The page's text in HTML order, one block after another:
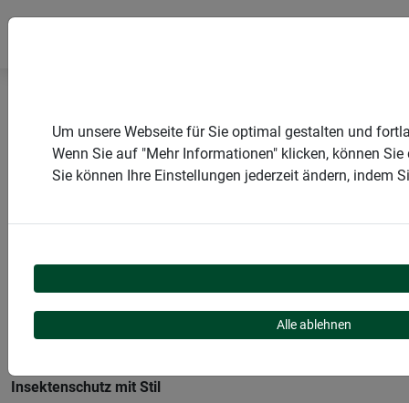
Startseite Produkte
Insektenschutz
Lösungen für Türen
Plisseetür
PLISSEETÜR
Insektenschutz mit Stil
Um unsere Webseite für Sie optimal gestalten und
Wenn Sie auf "Mehr Informationen" klicken, können
Sie können Ihre Einstellungen jederzeit ändern, indem
Alle ablehnen